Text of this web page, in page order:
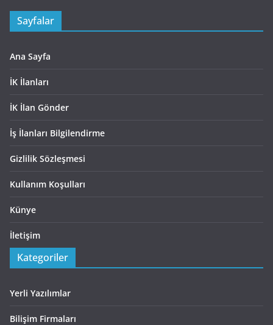
Sayfalar
Ana Sayfa
İK İlanları
İK İlan Gönder
İş İlanları Bilgilendirme
Gizlilik Sözleşmesi
Kullanım Koşulları
Künye
İletişim
Kategoriler
Yerli Yazılımlar
Bilişim Firmaları